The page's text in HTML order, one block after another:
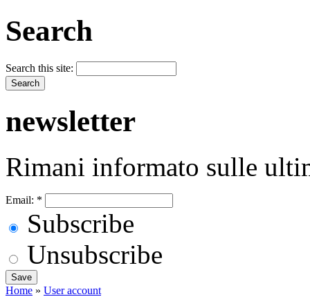
Search
Search this site:
newsletter
Rimani informato sulle
Email: *
Subscribe
Unsubscribe
Home » User account